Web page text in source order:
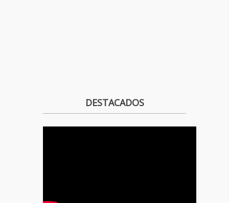
DESTACADOS